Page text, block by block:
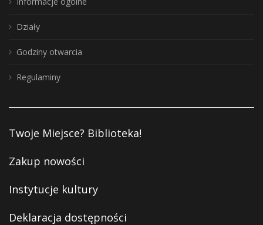
Działy
Godziny otwarcia
Regulaminy
Twoje Miejsce? Biblioteka!
Zakup nowości
Instytucje kultury
Deklaracja dostępności